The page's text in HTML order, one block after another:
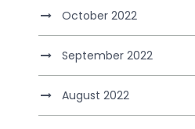
October 2022
September 2022
August 2022